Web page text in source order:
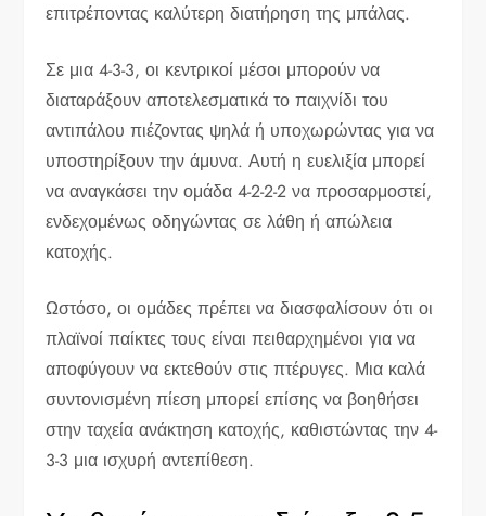
επιτρέποντας καλύτερη διατήρηση της μπάλας.
Σε μια 4-3-3, οι κεντρικοί μέσοι μπορούν να
διαταράξουν αποτελεσματικά το παιχνίδι του
αντιπάλου πιέζοντας ψηλά ή υποχωρώντας για να
υποστηρίξουν την άμυνα. Αυτή η ευελιξία μπορεί
να αναγκάσει την ομάδα 4-2-2-2 να προσαρμοστεί,
ενδεχομένως οδηγώντας σε λάθη ή απώλεια
κατοχής.
Ωστόσο, οι ομάδες πρέπει να διασφαλίσουν ότι οι
πλαϊνοί παίκτες τους είναι πειθαρχημένοι για να
αποφύγουν να εκτεθούν στις πτέρυγες. Μια καλά
συντονισμένη πίεση μπορεί επίσης να βοηθήσει
στην ταχεία ανάκτηση κατοχής, καθιστώντας την 4-
3-3 μια ισχυρή αντεπίθεση.